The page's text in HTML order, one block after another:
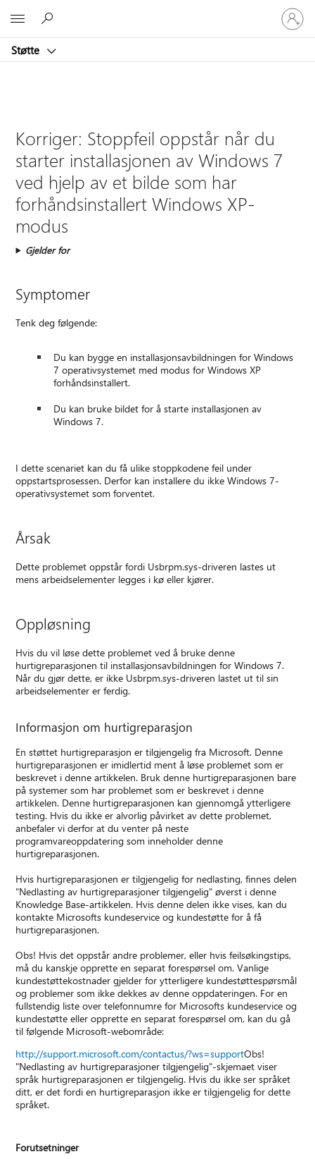
Støtte
Logg
på
kontoen
Korriger: Stoppfeil oppstår når du
starter installasjonen av Windows 7
ved hjelp av et bilde som har
forhåndsinstallert Windows XP-
modus
Gjelder for
Symptomer
Tenk deg følgende:
Du kan bygge en installasjonsavbildningen for Windows
7 operativsystemet med modus for Windows XP
forhåndsinstallert.
Du kan bruke bildet for å starte installasjonen av
Windows 7.
I dette scenariet kan du få ulike stoppkodene feil under
oppstartsprosessen. Derfor kan installere du ikke Windows 7-
operativsystemet som forventet.
Årsak
Dette problemet oppstår fordi Usbrpm.sys-driveren lastes ut
mens arbeidselementer legges i kø eller kjører.
Oppløsning
Hvis du vil løse dette problemet ved å bruke denne
hurtigreparasjonen til installasjonsavbildningen for Windows 7.
Når du gjør dette, er ikke Usbrpm.sys-driveren lastet ut til sin
arbeidselementer er ferdig.
Informasjon om hurtigreparasjon
En støttet hurtigreparasjon er tilgjengelig fra Microsoft. Denne
hurtigreparasjonen er imidlertid ment å løse problemet som er
beskrevet i denne artikkelen. Bruk denne hurtigreparasjonen bare
på systemer som har problemet som er beskrevet i denne
artikkelen. Denne hurtigreparasjonen kan gjennomgå ytterligere
testing. Hvis du ikke er alvorlig påvirket av dette problemet,
anbefaler vi derfor at du venter på neste
programvareoppdatering som inneholder denne
hurtigreparasjonen.
Hvis hurtigreparasjonen er tilgjengelig for nedlasting, finnes delen
"Nedlasting av hurtigreparasjoner tilgjengelig" øverst i denne
Knowledge Base-artikkelen. Hvis denne delen ikke vises, kan du
kontakte Microsofts kundeservice og kundestøtte for å få
hurtigreparasjonen.
Obs! Hvis det oppstår andre problemer, eller hvis feilsøkingstips,
må du kanskje opprette en separat forespørsel om. Vanlige
kundestøttekostnader gjelder for ytterligere kundestøttespørsmål
og problemer som ikke dekkes av denne oppdateringen. For en
fullstendig liste over telefonnumre for Microsofts kundeservice og
kundestøtte eller opprette en separat forespørsel om, kan du gå
til følgende Microsoft-webområde:
http://support.microsoft.com/contactus/?ws=supportObs!
"Nedlasting av hurtigreparasjoner tilgjengelig"-skjemaet viser
språk hurtigreparasjonen er tilgjengelig. Hvis du ikke ser språket
ditt, er det fordi en hurtigreparasjon ikke er tilgjengelig for dette
språket.
Forutsetninger